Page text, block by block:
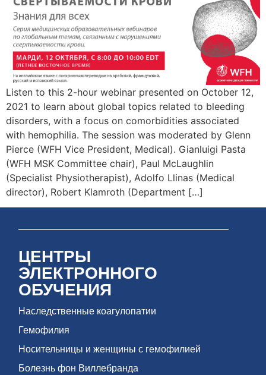
Listen to this 2-hour webinar presented on October 12,
2021 to learn about global topics related to bleeding
disorders, with a focus on comorbidities associated
with hemophilia. The session was moderated by Glenn
Pierce (WFH Vice President, Medical). Gianluigi Pasta
(WFH MSK Committee chair), Paul McLaughlin
(Specialist Physiotherapist), Adolfo Llinas (Medical
director), Robert Klamroth (Department […]
ЦЕНТРЫ
ЭЛЕКТРОННОГО
ОБУЧЕНИЯ
Наследственные коагулопатии
Гемофилия
Носительницы и женщины с гемофилией
Болезнь фон Виллебранда